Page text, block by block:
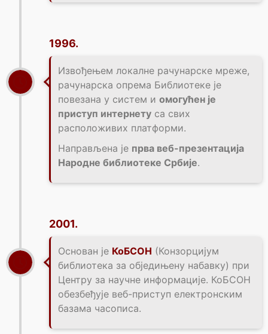
1996.
Извођењем локалне рачунарске мреже,
рачунарска опрема Библиотеке је
повезана у систем и омогућен је
приступ интернету са свих
расположивих платформи.
Направљена је прва веб-презентација
Народне библиотеке Србије.
2001.
Основан је КоБСОН (Конзорцијум
библиотека за обједињену набавку) при
Центру за научне информације. КоБСОН
обезбеђује веб-приступ електронским
базама часописа.